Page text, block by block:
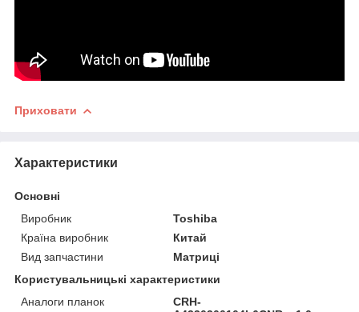
Приховати
Характеристики
Основні
Виробник
Toshiba
Країна виробник
Китай
Вид запчастини
Матриці
Користувальницькі характеристики
Аналоги планок
CRH-